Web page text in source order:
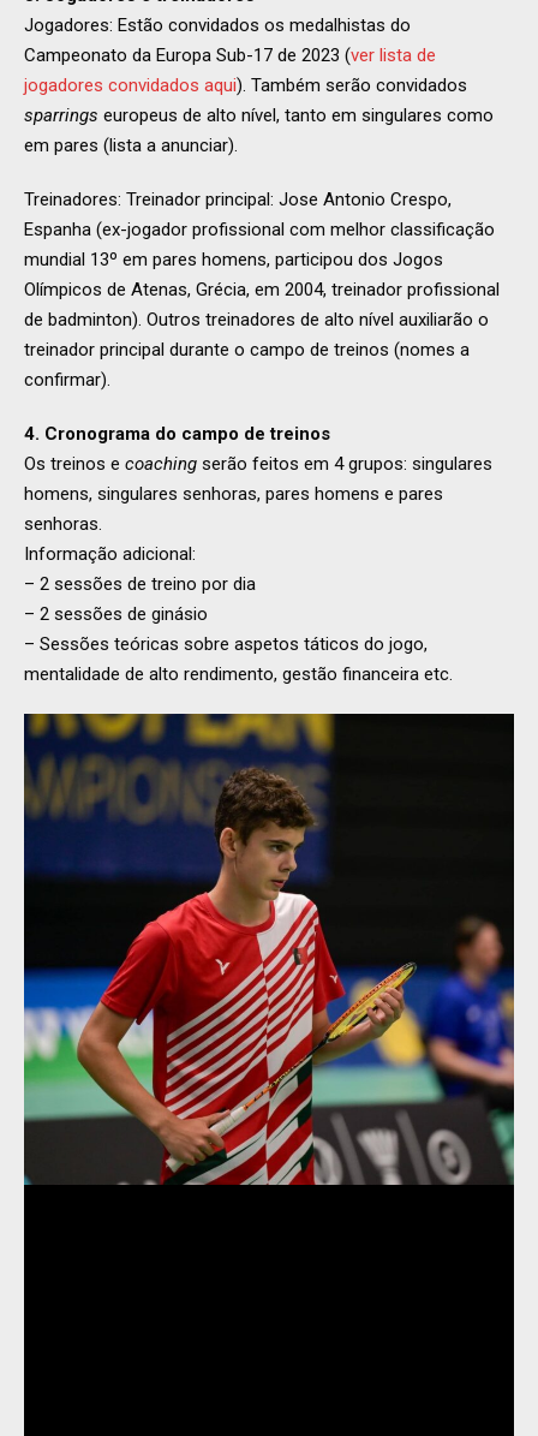
Jogadores: Estão convidados os medalhistas do
Campeonato da Europa Sub-17 de 2023 (ver lista de
jogadores convidados aqui). Também serão convidados
sparrings europeus de alto nível, tanto em singulares como
em pares (lista a anunciar).
Treinadores: Treinador principal: Jose Antonio Crespo,
Espanha (ex-jogador profissional com melhor classificação
mundial 13º em pares homens, participou dos Jogos
Olímpicos de Atenas, Grécia, em 2004, treinador profissional
de badminton). Outros treinadores de alto nível auxiliarão o
treinador principal durante o campo de treinos (nomes a
confirmar).
4. Cronograma do campo de treinos
Os treinos e coaching serão feitos em 4 grupos: singulares
homens, singulares senhoras, pares homens e pares
senhoras.
Informação adicional:
– 2 sessões de treino por dia
– 2 sessões de ginásio
– Sessões teóricas sobre aspetos táticos do jogo,
mentalidade de alto rendimento, gestão financeira etc.